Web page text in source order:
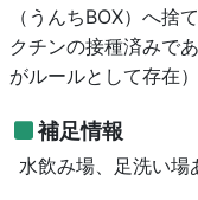
（うんちBOX）へ捨
クチンの接種済みで
がルールとして存在）
補足情報
水飲み場、足洗い場